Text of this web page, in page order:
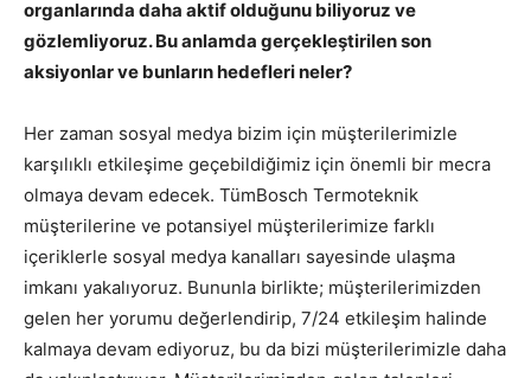
organlarında daha aktif olduğunu biliyoruz ve
gözlemliyoruz. Bu anlamda gerçekleştirilen son
aksiyonlar ve bunların hedefleri neler?
Her zaman sosyal medya bizim için müşterilerimizle
karşılıklı etkileşime geçebildiğimiz için önemli bir mecra
olmaya devam edecek. TümBosch Termoteknik
müşterilerine ve potansiyel müşterilerimize farklı
içeriklerle sosyal medya kanalları sayesinde ulaşma
imkanı yakalıyoruz. Bununla birlikte; müşterilerimizden
gelen her yorumu değerlendirip, 7/24 etkileşim halinde
kalmaya devam ediyoruz, bu da bizi müşterilerimizle daha